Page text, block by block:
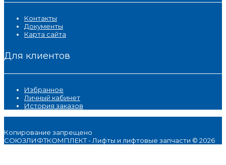
Контакты
Документы
Карта сайта
Для клиентов
Избранное
Личный кабинет
История заказов
Копирование запрещено
СОЮЗЛИФТКОМПЛЕКТ - Лифты и лифтовые запчасти © 2026